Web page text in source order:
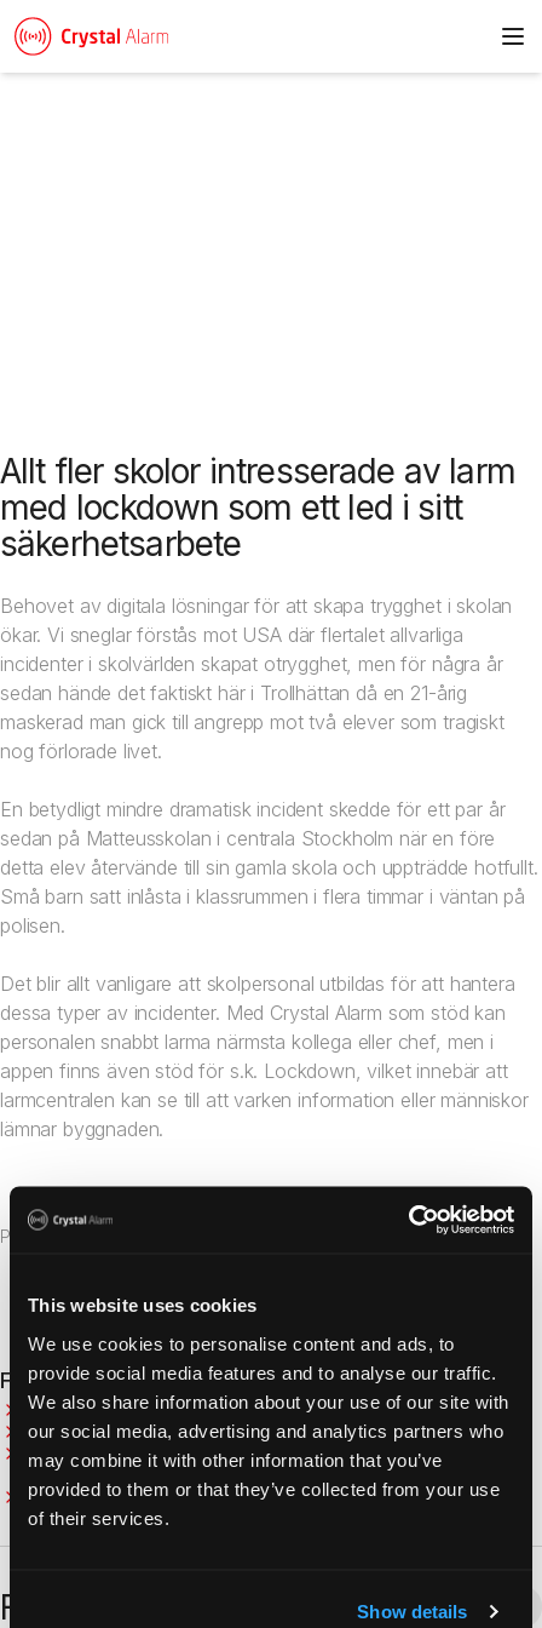
This website uses cookies
We use cookies to personalise content and ads, to
provide social media features and to analyse our traffic.
We also share information about your use of our site with
our social media, advertising and analytics partners who
may combine it with other information that you’ve
provided to them or that they’ve collected from your use
of their services.
Show details
Allt fler skolor intresserade av larm
med lockdown som ett led i sitt
säkerhetsarbete
Behovet av digitala lösningar för att skapa trygghet i skolan
ökar. Vi sneglar förstås mot USA där flertalet allvarliga
incidenter i skolvärlden skapat otrygghet, men för några år
sedan hände det faktiskt här i Trollhättan då en 21-årig
maskerad man gick till angrepp mot två elever som tragiskt
nog förlorade livet.
En betydligt mindre dramatisk incident skedde för ett par år
sedan på Matteusskolan i centrala Stockholm när en före
detta elev återvände till sin gamla skola och uppträdde hotfullt.
Små barn satt inlåsta i klassrummen i flera timmar i väntan på
polisen.
Det blir allt vanligare att skolpersonal utbildas för att hantera
dessa typer av incidenter. Med Crystal Alarm som stöd kan
personalen snabbt larma närmsta kollega eller chef, men i
appen finns även stöd för s.k. Lockdown, vilket innebär att
larmcentralen kan se till att varken information eller människor
lämnar byggnaden.
Publicerad
Fler nyheter
Vad är ett personlarm?
Vad är ett applarm?
Vad är skillnaden mellan ett appbaserat personlarm och ett
traditionellt personlarm?
Dessa regler gäller vid ensamarbete
Fler artiklar Visa fler